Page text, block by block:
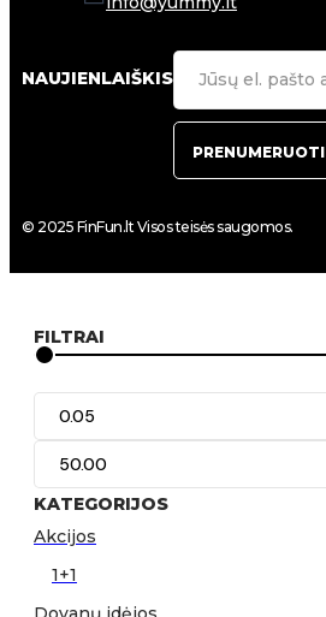
NAUJIENLAIŠKIS
PRENUMERUOTI
© 2025 FinFun.lt Visos teisės saugomos.
FILTRAI
KATEGORIJOS
Akcijos
1+1